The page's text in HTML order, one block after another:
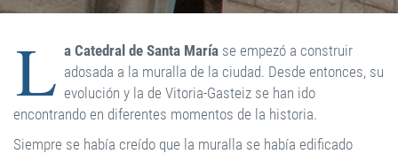
L a Catedral de Santa María se empezó a construir
adosada a la muralla de la ciudad. Desde entonces, su
evolución y la de Vitoria-Gasteiz se han ido
encontrando en diferentes momentos de la historia.
Siempre se había creído que la muralla se había edificado